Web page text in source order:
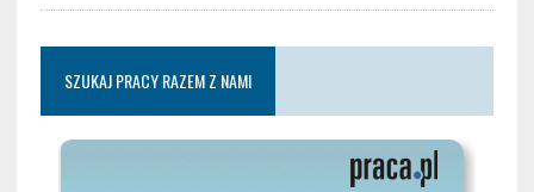
SZUKAJ PRACY RAZEM Z NAMI